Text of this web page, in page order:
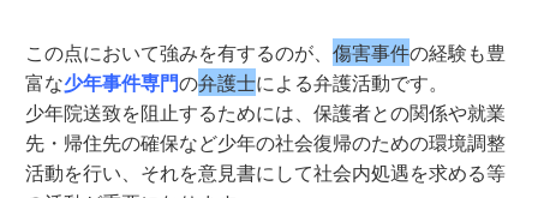
この点において強みを有するのが、傷害事件の経験も豊
富な少年事件専門の弁護士による弁護活動です。
少年院送致を阻止するためには、保護者との関係や就業
先・帰住先の確保など少年の社会復帰のための環境調整
活動を行い、それを意見書にして社会内処遇を求める等